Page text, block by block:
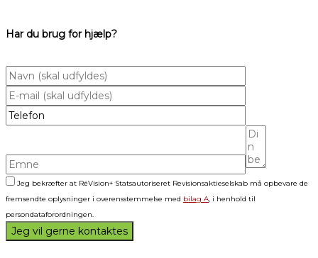
Har du brug for hjælp?
Jeg bekræfter at RéVision+ Statsautoriseret Revisionsaktieselskab må opbevare de
fremsendte oplysninger i overensstemmelse med bilag A, i henhold til
persondataforordningen.